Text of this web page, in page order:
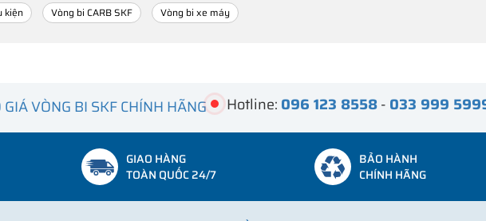
kiện Vòng bi CARB SKF Vòng bi xe máy
GIÁ VÒNG BI SKF CHÍNH HÃNG Hotline: 096 123 8558- 033 999
GIAO HÀNG
TOÀN QUỐC 24/7
BẢO HÀNH
CHÍNH HÃNG